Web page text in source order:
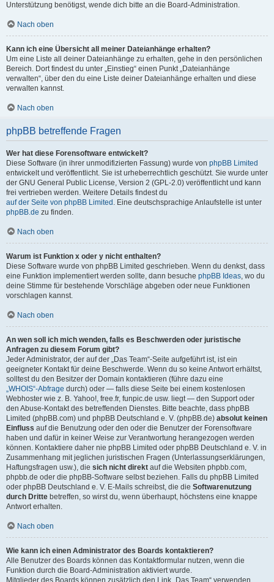
Unterstützung benötigst, wende dich bitte an die Board-Administration.
Nach oben
Kann ich eine Übersicht all meiner Dateianhänge erhalten?
Um eine Liste all deiner Dateianhänge zu erhalten, gehe in den persönlichen
Bereich. Dort findest du unter „Einstieg“ einen Punkt „Dateianhänge
verwalten“, über den du eine Liste deiner Dateianhänge erhalten und diese
verwalten kannst.
Nach oben
phpBB betreffende Fragen
Wer hat diese Forensoftware entwickelt?
Diese Software (in ihrer unmodifizierten Fassung) wurde von phpBB Limited
entwickelt und veröffentlicht. Sie ist urheberrechtlich geschützt. Sie wurde unter
der GNU General Public License, Version 2 (GPL-2.0) veröffentlicht und kann
frei vertrieben werden. Weitere Details findest du
auf der Seite von phpBB Limited . Eine deutschsprachige Anlaufstelle ist unter
phpBB.de zu finden.
Nach oben
Warum ist Funktion x oder y nicht enthalten?
Diese Software wurde von phpBB Limited geschrieben. Wenn du denkst, dass
eine Funktion implementiert werden sollte, dann besuche phpBB Ideas, wo du
deine Stimme für bestehende Vorschläge abgeben oder neue Funktionen
vorschlagen kannst.
Nach oben
An wen soll ich mich wenden, falls es Beschwerden oder juristische
Anfragen zu diesem Forum gibt?
Jeder Administrator, der auf der „Das Team“-Seite aufgeführt ist, ist ein
geeigneter Kontakt für deine Beschwerde. Wenn du so keine Antwort erhältst,
solltest du den Besitzer der Domain kontaktieren (führe dazu eine
„WHOIS“-Abfrage durch) oder — falls diese Seite bei einem kostenlosen
Webhoster wie z. B. Yahoo!, free.fr, funpic.de usw. liegt — den Support oder
den Abuse-Kontakt des betreffenden Dienstes. Bitte beachte, dass phpBB
Limited (phpBB.com) und phpBB Deutschland e. V. (phpBB.de) absolut keinen
Einfluss auf die Benutzung oder den oder die Benutzer der Forensoftware
haben und dafür in keiner Weise zur Verantwortung herangezogen werden
können. Kontaktiere daher nie phpBB Limited oder phpBB Deutschland e. V. in
Zusammenhang mit jeglichen juristischen Fragen (Unterlassungserklärungen,
Haftungsfragen usw.), die sich nicht direkt auf die Websiten phpbb.com,
phpbb.de oder die phpBB-Software selbst beziehen. Falls du phpBB Limited
oder phpBB Deutschland e. V. E-Mails schreibst, die die Softwarenutzung
durch Dritte betreffen, so wirst du, wenn überhaupt, höchstens eine knappe
Antwort erhalten.
Nach oben
Wie kann ich einen Administrator des Boards kontaktieren?
Alle Benutzer des Boards können das Kontaktformular nutzen, wenn die
Funktion durch die Board-Administration aktiviert wurde.
Mitglieder des Boards können zusätzlich den Link „Das Team“ verwenden.